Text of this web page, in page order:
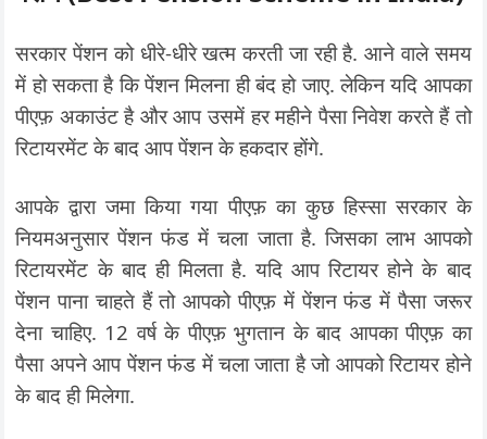
सरकार पेंशन को धीरे-धीरे खत्म करती जा रही है. आने वाले समय
में हो सकता है कि पेंशन मिलना ही बंद हो जाए. लेकिन यदि आपका
पीएफ़ अकाउंट है और आप उसमें हर महीने पैसा निवेश करते हैं तो
रिटायरमेंट के बाद आप पेंशन के हकदार होंगे.
आपके द्वारा जमा किया गया पीएफ़ का कुछ हिस्सा सरकार के
नियमअनुसार पेंशन फंड में चला जाता है. जिसका लाभ आपको
रिटायरमेंट के बाद ही मिलता है. यदि आप रिटायर होने के बाद
पेंशन पाना चाहते हैं तो आपको पीएफ़ में पेंशन फंड में पैसा जरूर
देना चाहिए. 12 वर्ष के पीएफ़ भुगतान के बाद आपका पीएफ़ का
पैसा अपने आप पेंशन फंड में चला जाता है जो आपको रिटायर होने
के बाद ही मिलेगा.